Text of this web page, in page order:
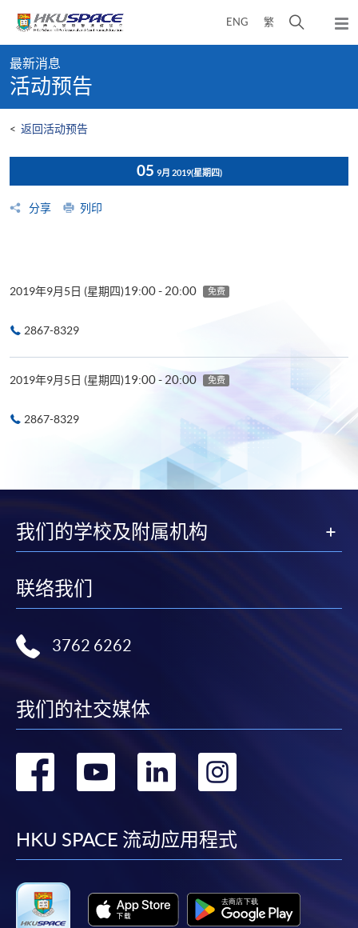
content
ENG 繁
开
弹
出
content
start
最新消息
活动预告
< 返回活动预告
05 9月 2019(星期四)
分享 列印
2019年9月5日 (星期四)19:00 - 20:00 免费
2867-8329
2019年9月5日 (星期四)19:00 - 20:00 免费
2867-8329
我们的学校及附属机构
联络我们
3762 6262
我们的社交媒体
转
facebook
转
youtube
转
linkedin
转
HKU SPACE 流动应用程式